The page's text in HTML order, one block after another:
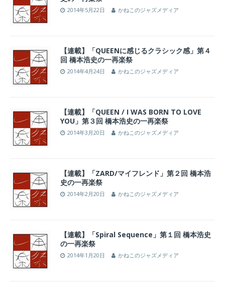
2014年5月22日 かねこのジャズメディア
【連載】「QUEENに感じるクラシック感」第４
回 橋本浩史の一再楽祭
2014年4月24日 かねこのジャズメディア
【連載】「QUEEN / I WAS BORN TO LOVE
YOU」第３回 橋本浩史の一再楽祭
2014年3月20日 かねこのジャズメディア
【連載】「ZARD/マイフレンド」第２回 橋本浩
史の一再楽祭
2014年2月20日 かねこのジャズメディア
【連載】「Spiral Sequence」第１回 橋本浩史
の一再楽祭
2014年1月20日 かねこのジャズメディア